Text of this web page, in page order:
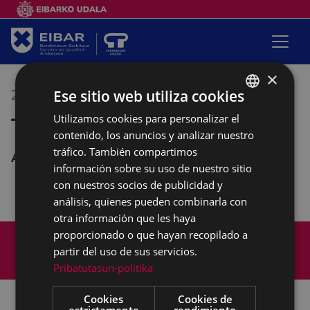
22/12/2020 17:00 -19:00
Taller de danzas africanas
Andretxea
Mapa del Sitio
Aviso legal
Política de cookies
Accesibilidad
BASQUE
SPANISH
×
Ese sitio web utiliza cookies
Utilizamos cookies para personalizar el
contenido, los anuncios y analizar nuestro
tráfico. También compartimos
información sobre su uso de nuestro sitio
con nuestros socios de publicidad y
análisis, quienes pueden combinarla con
otra información que les haya
proporcionado o que hayan recopilado a
partir del uso de sus servicios.
Pribatutasun-politika
Cookies
Cookies de